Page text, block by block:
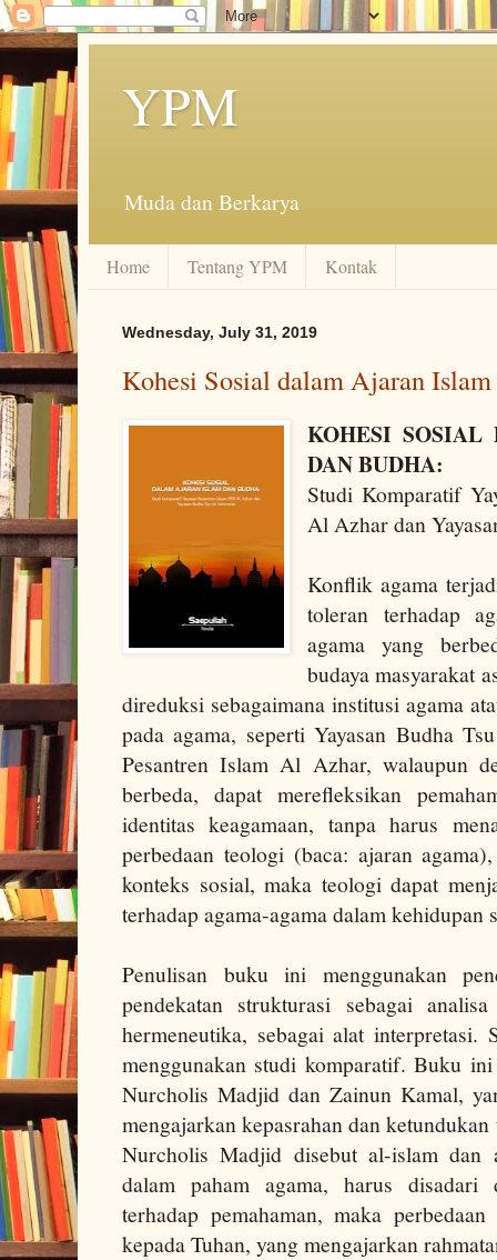
YPM
Muda dan Berkarya
Home Tentang YPM Kontak
Wednesday, July 31, 2019
Kohesi Sosial dalam Ajaran
KOHESI
DAN BUDHA:
Studi Komparatif
Al Azhar dan
Konflik agama
toleran terhadap
agama yang
budaya masyarakat
direduksi sebagaimana institusi agama
pada agama, seperti Yayasan Budha
Pesantren Islam Al Azhar, walaupun
berbeda, dapat merefleksikan
identitas keagamaan, tanpa harus
perbedaan teologi (baca: ajaran
konteks sosial, maka teologi dapat
terhadap agama-agama dalam
Penulisan buku ini menggunakan
pendekatan strukturasi sebagai
hermeneutika, sebagai alat interpretasi.
menggunakan studi komparatif. Buku ini
Nurcholis Madjid dan Zainun Kamal,
mengajarkan kepasrahan dan
Nurcholis Madjid disebut al-islam dan
dalam paham agama, harus disadari
terhadap pemahaman, maka
kepada Tuhan, yang mengajarkan